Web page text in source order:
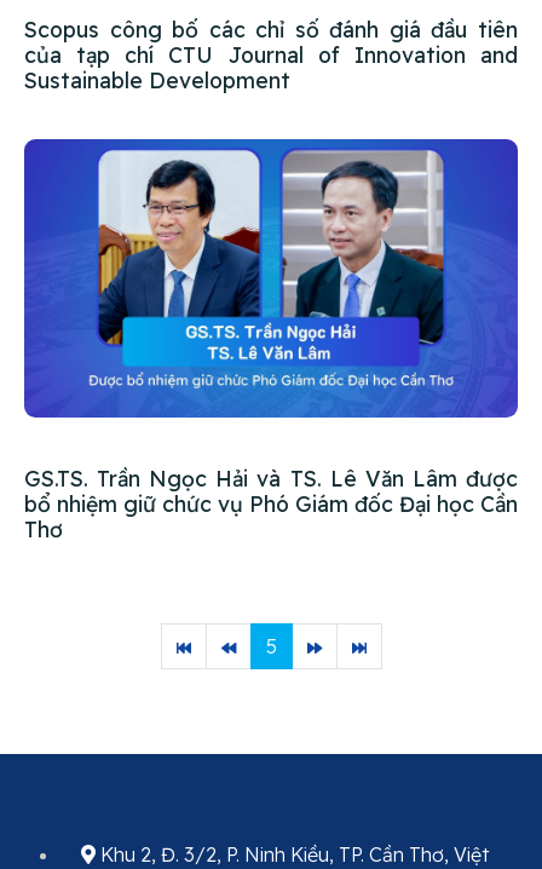
Scopus công bố các chỉ số đánh giá đầu tiên
của tạp chí CTU Journal of Innovation and
Sustainable Development
GS.TS. Trần Ngọc Hải và TS. Lê Văn Lâm được
bổ nhiệm giữ chức vụ Phó Giám đốc Đại học Cần
Thơ
5
Khu 2, Đ. 3/2, P. Ninh Kiều, TP. Cần Thơ, Việt